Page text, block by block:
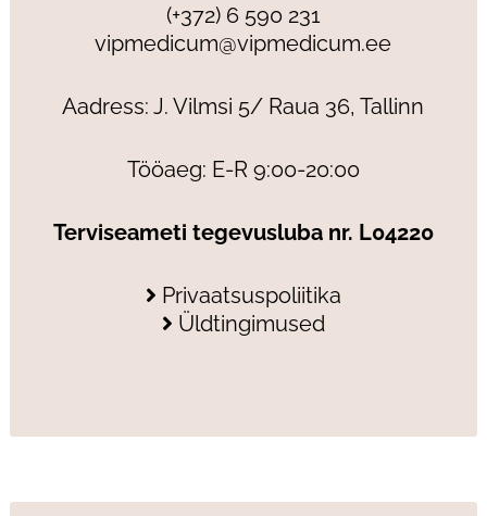
(+372) 6 590 231
vipmedicum@vipmedicum.ee
Aadress: J. Vilmsi 5/ Raua 36, Tallinn
Tööaeg: E-R 9:00-20:00
Terviseameti tegevusluba nr. L04220
Privaatsuspoliitika
Üldtingimused